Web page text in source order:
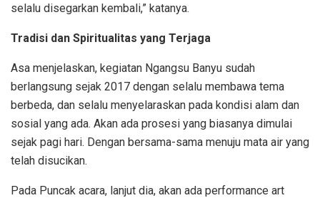
selalu disegarkan kembali,” katanya.
Tradisi dan Spiritualitas yang Terjaga
Asa menjelaskan, kegiatan Ngangsu Banyu sudah
berlangsung sejak 2017 dengan selalu membawa tema
berbeda, dan selalu menyelaraskan pada kondisi alam dan
sosial yang ada. Akan ada prosesi yang biasanya dimulai
sejak pagi hari. Dengan bersama-sama menuju mata air yang
telah disucikan.
Pada Puncak acara, lanjut dia, akan ada performance art